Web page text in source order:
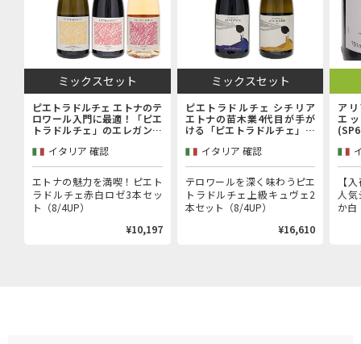
ミックスセット
ピエトラドルチェ エトナのテ
ロワール入門に最適！「ピエ
トラドルチェ」のエレガンス
ェ赤白ロゼ3本セット
イタリア 確認
エトナの魅力を満喫！ピエト
ラドルチェ赤白ロゼ3本セッ
ト（8/4UP）
¥10,197
ミックスセット
ピエトラドルチェ シチリア
エトナの苗木業4代目が手が
ける「ピエトラドルチェ」上
イタリア 確認
テロワールを深く味わうピエ
トラドルチェ上級キュヴェ2
本セット（8/4UP）
¥16,610
ア
エ
【
人気
か白